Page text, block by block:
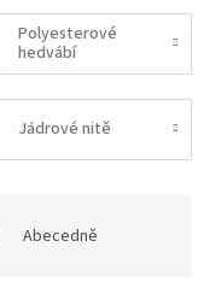
Polyesterové
hedvábí
Jádrové nitě
Abecedně